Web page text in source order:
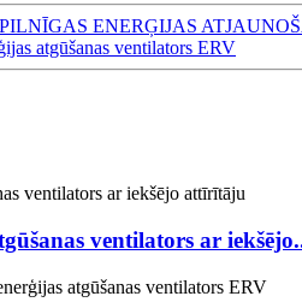
ENERĢIJAS
atgūšanas ventilators ERV
ventilators ar